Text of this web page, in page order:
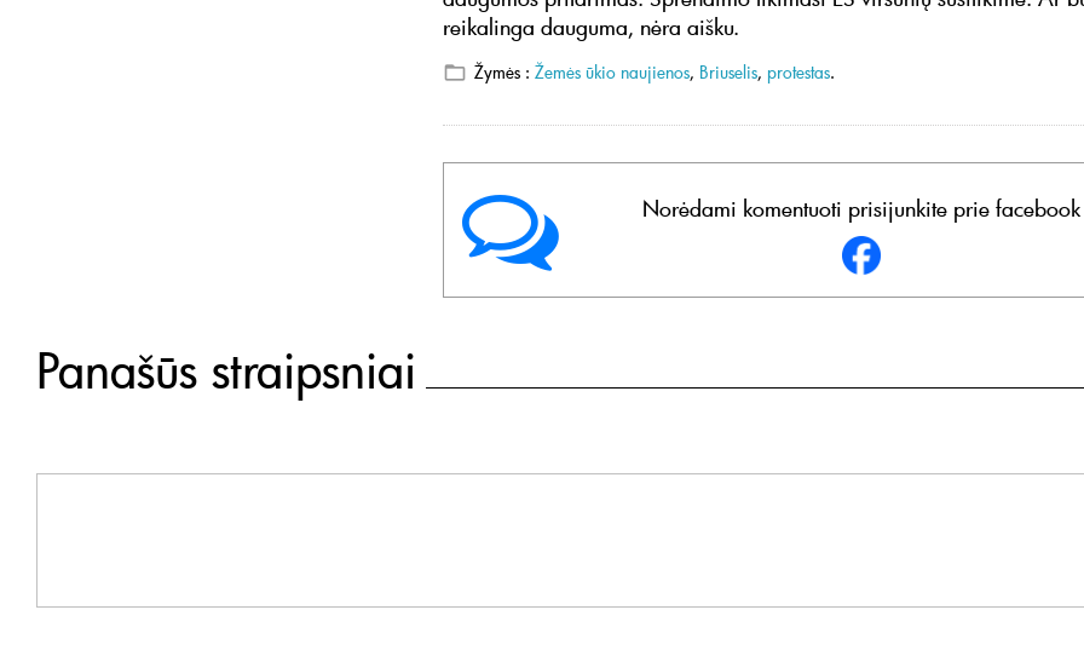
reikalinga dauguma, nėra aišku.
Žymės : Žemės ūkio naujienos, Briuselis, protestas.
Norėdami komentuoti prisijunkite prie facebook
Panašūs straipsniai